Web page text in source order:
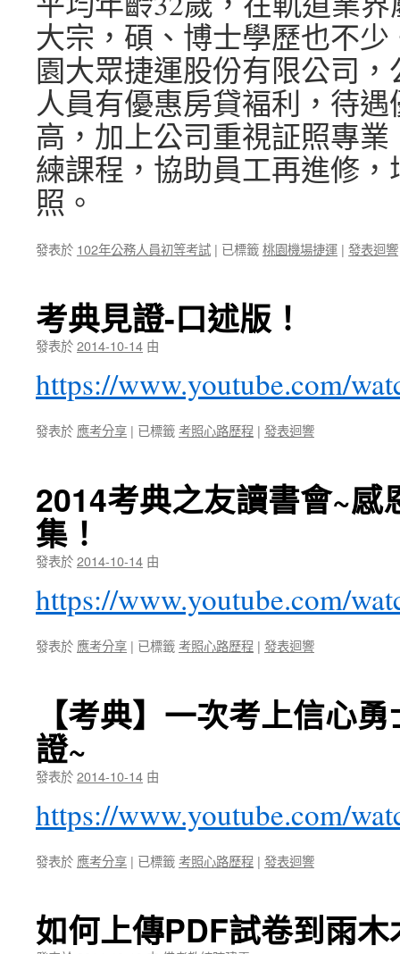
大宗，碩、博士學歷也不
園大眾捷運股份有限公司
人員有優惠房貸褔利，待
高，加上公司重視証照專
練課程，協助員工再進修
照。
發表於 102年公務人員初等考試 | 已標籤桃園機場捷運 | 發表迴響
考典見證-口述版！
發表於2014-10-14 由
https://www.youtube.com/
發表於 應考分享 | 已標籤 考照心路歷程 | 發表迴響
2014考典之友讀書會~
集！
發表於2014-10-14 由
https://www.youtube.com/
發表於 應考分享 | 已標籤 考照心路歷程 | 發表迴響
【考典】一次考上信心
證~
發表於2014-10-14 由
https://www.youtube.com/
發表於 應考分享 | 已標籤 考照心路歷程 | 發表迴響
如何上傳PDF試卷到雨